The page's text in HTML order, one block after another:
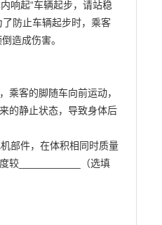
响起“车辆起步，请站稳
防止车辆起步时，乘客
造成伤害。
乘客的脚随车向前运动，
的静止状态，导致身体后
部件，在体积相同时质量
较___________（选填